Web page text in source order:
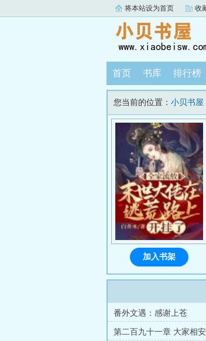
将本站设为首页 收
首页 书库 排行榜
您当前的位置： 小贝书屋
加入书架
番外文遇：感谢上苍
第二百九十一章 大家相